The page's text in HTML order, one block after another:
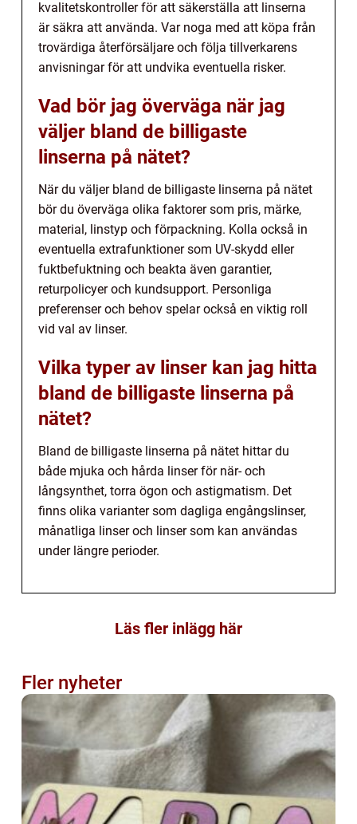
kvalitetskontroller för att säkerställa att linserna
är säkra att använda. Var noga med att köpa från
trovärdiga återförsäljare och följa tillverkarens
anvisningar för att undvika eventuella risker.
Vad bör jag överväga när jag
väljer bland de billigaste
linserna på nätet?
När du väljer bland de billigaste linserna på nätet
bör du överväga olika faktorer som pris, märke,
material, linstyp och förpackning. Kolla också in
eventuella extrafunktioner som UV-skydd eller
fuktbefuktning och beakta även garantier,
returpolicyer och kundsupport. Personliga
preferenser och behov spelar också en viktig roll
vid val av linser.
Vilka typer av linser kan jag hitta
bland de billigaste linserna på
nätet?
Bland de billigaste linserna på nätet hittar du
både mjuka och hårda linser för när- och
långsynthet, torra ögon och astigmatism. Det
finns olika varianter som dagliga engångslinser,
månatliga linser och linser som kan användas
under längre perioder.
Läs fler inlägg här
Fler nyheter